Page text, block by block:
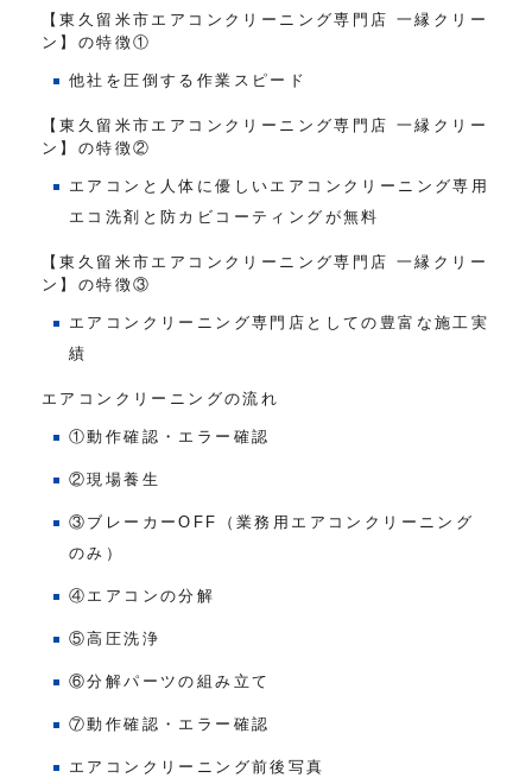
【東久留米市エアコンクリーニング専門店 一縁クリー
ン】の特徴①
他社を圧倒する作業スピード
【東久留米市エアコンクリーニング専門店 一縁クリー
ン】の特徴②
エアコンと人体に優しいエアコンクリーニング専用
エコ洗剤と防カビコーティングが無料
【東久留米市エアコンクリーニング専門店 一縁クリー
ン】の特徴③
エアコンクリーニング専門店としての豊富な施工実
績
エアコンクリーニングの流れ
①動作確認・エラー確認
②現場養生
③ブレーカーOFF（業務用エアコンクリーニング
のみ）
④エアコンの分解
⑤高圧洗浄
⑥分解パーツの組み立て
⑦動作確認・エラー確認
エアコンクリーニング前後写真